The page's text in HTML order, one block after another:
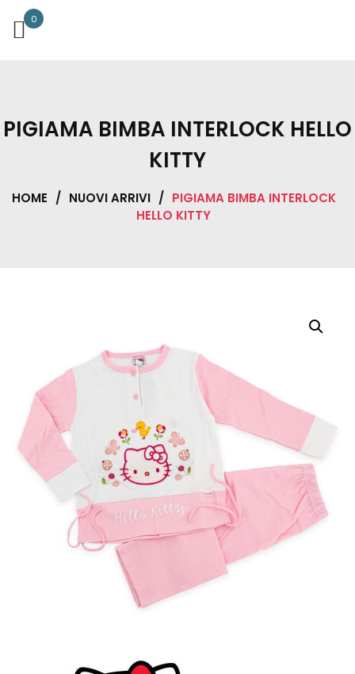
0
PIGIAMA BIMBA INTERLOCK HELLO
KITTY
HOME / NUOVI ARRIVI / PIGIAMA BIMBA INTERLOCK
HELLO KITTY